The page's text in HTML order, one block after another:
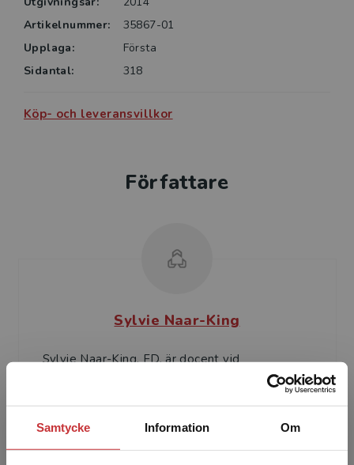
Samtycke Information Om
Artikelnummer:
35867-01
Upplaga:
Första
Sidantal:
318
Köp- och leveransvillkor
Författare
Sylvie Naar-King
Sylvie Naar-King, FD, är docent vid
Department of Pediatrics and Department of